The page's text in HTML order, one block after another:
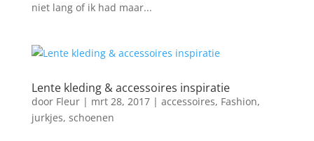
niet lang of ik had maar...
Lente kleding & accessoires inspiratie
door Fleur| mrt 28, 2017| accessoires, Fashion,
jurkjes, schoenen